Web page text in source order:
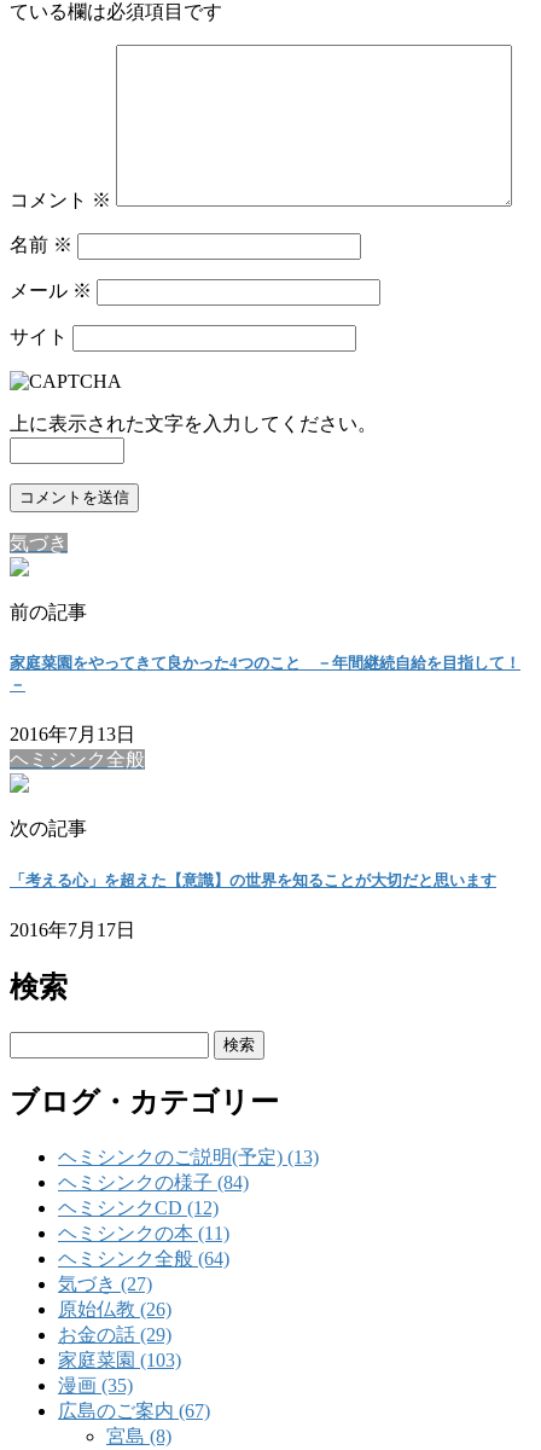
ている欄は必須項目です
コメント ※
名前 ※
メール ※
サイト
上に表示された文字を入力してください。
気づき
前の記事
家庭菜園をやってきて良かった4つのこと －年間継続自給を目指して！
－
2016年7月13日
ヘミシンク全般
次の記事
「考える心」を超えた【意識】の世界を知ることが大切だと思います
2016年7月17日
検索
ブログ・カテゴリー
ヘミシンクのご説明(予定) (13)
ヘミシンクの様子 (84)
ヘミシンクCD (12)
ヘミシンクの本 (11)
ヘミシンク全般 (64)
気づき (27)
原始仏教 (26)
お金の話 (29)
家庭菜園 (103)
漫画 (35)
広島のご案内 (67)
宮島 (8)